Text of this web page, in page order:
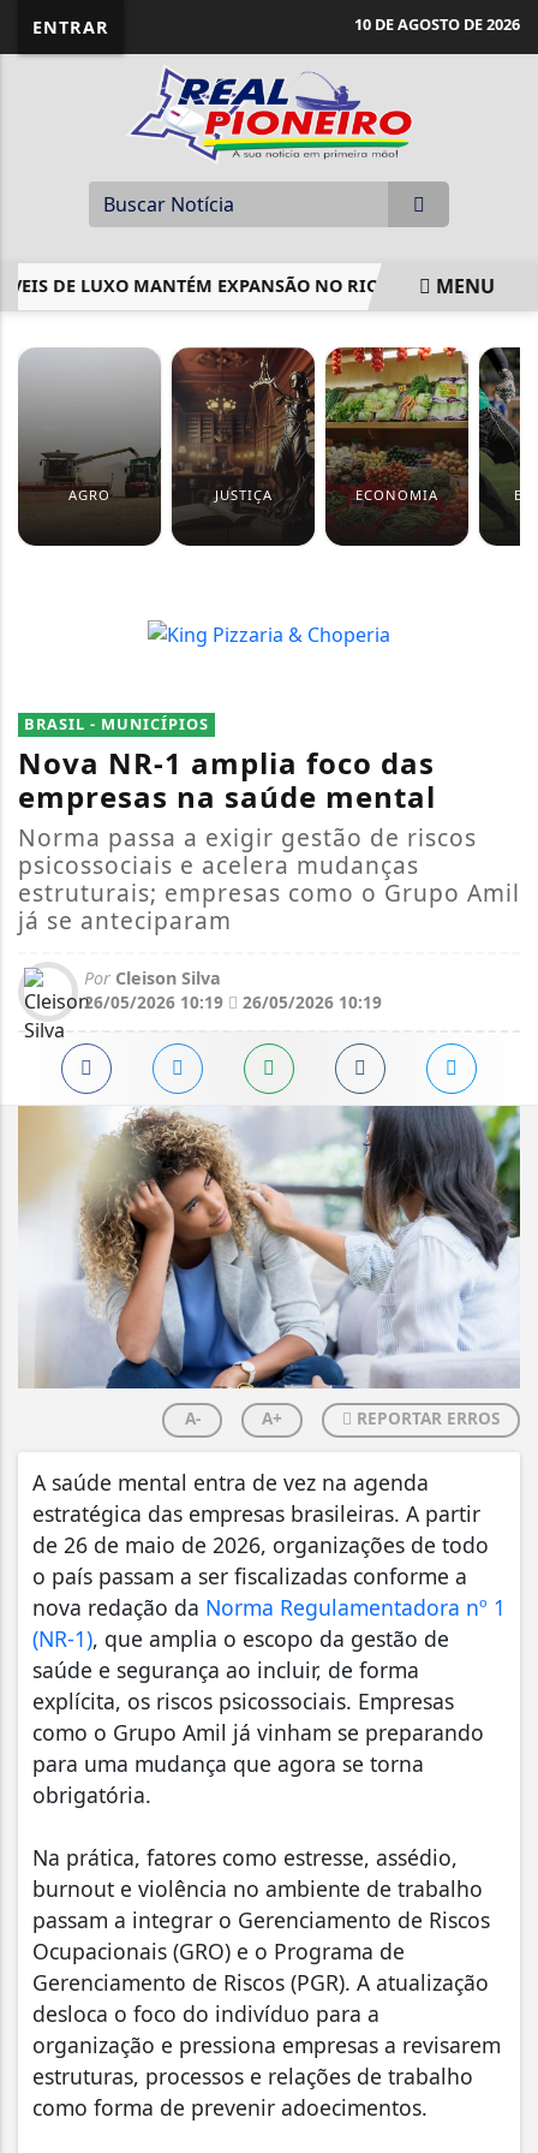
ENTRAR 10 DE AGOSTO DE 2026
DE LUXO MANTÉM EXPANSÃO NO RIO DE JANEIROMENU
AGRO JUSTIÇA ECONOMIA
BRASIL - MUNICÍPIOS
Nova NR-1 amplia foco das
empresas na saúde mental
Norma passa a exigir gestão de riscos
psicossociais e acelera mudanças
estruturais; empresas como o Grupo Amil
já se anteciparam
Por Cleison Silva
26/05/2026 10:19
26/05/2026 10:19
A- A+ REPORTAR ERROS
A saúde mental entra de vez na agenda
estratégica das empresas brasileiras. A partir
de 26 de maio de 2026, organizações de todo
o país passam a ser fiscalizadas conforme a
nova redação da Norma Regulamentadora nº 1
(NR-1), que amplia o escopo da gestão de
saúde e segurança ao incluir, de forma
explícita, os riscos psicossociais. Empresas
como o Grupo Amil já vinham se preparando
para uma mudança que agora se torna
obrigatória.
Na prática, fatores como estresse, assédio,
burnout e violência no ambiente de trabalho
passam a integrar o Gerenciamento de Riscos
Ocupacionais (GRO) e o Programa de
Gerenciamento de Riscos (PGR). A atualização
desloca o foco do indivíduo para a
organização e pressiona empresas a revisarem
estruturas, processos e relações de trabalho
como forma de prevenir adoecimentos.